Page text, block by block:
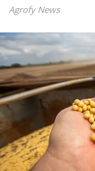
Agrofy News